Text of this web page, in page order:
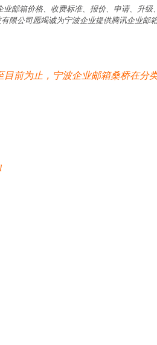
邮箱价格、收费标准、报价、申请、升
公司愿竭诚为宁波企业提供腾讯企业邮
前为止，宁波企业邮箱桑桥在分